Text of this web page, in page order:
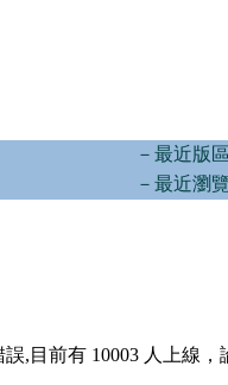
－最近版
－最近瀏
,目前有 10003 人上線